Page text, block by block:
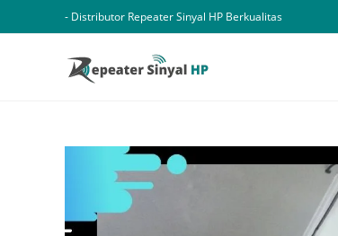
to
- Distributor Repeater Sinyal HP Berkualitas